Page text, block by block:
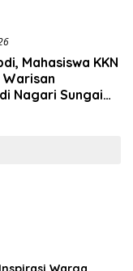
Mahasiswa KKN
Warisan
Nagari Sungai